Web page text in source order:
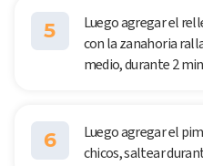
5
Luego agregar el
con la zanahoria
medio, durante 2
6
Luego agregar el
chicos, saltear